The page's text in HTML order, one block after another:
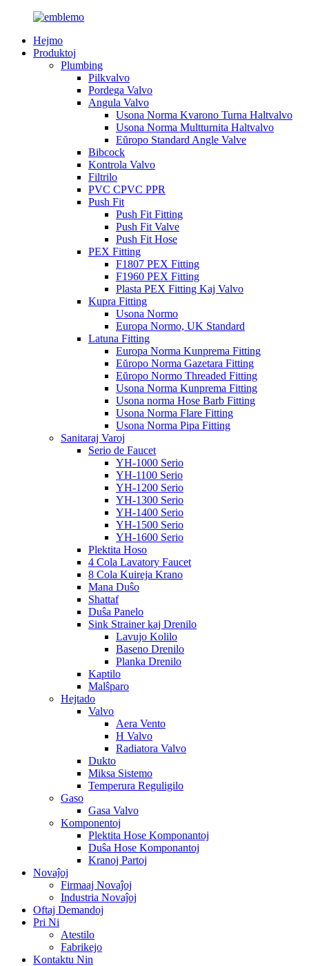
Hejmo
Produktoj
Plumbing
Pilkvalvo
Pordega Valvo
Angula Valvo
Usona Norma Kvarono Turna Haltvalvo
Usona Norma Multturnita Haltvalvo
Eŭropo Standard Angle Valve
Bibcock
Kontrola Valvo
Filtrilo
PVC CPVC PPR
Push Fit
Push Fit Fitting
Push Fit Valve
Push Fit Hose
PEX Fitting
F1807 PEX Fitting
F1960 PEX Fitting
Plasta PEX Fitting Kaj Valvo
Kupra Fitting
Usona Normo
Europa Normo, UK Standard
Latuna Fitting
Europa Norma Kunprema Fitting
Eŭropo Norma Gazetara Fitting
Eŭropo Normo Threaded Fitting
Usona Norma Kunprema Fitting
Usona norma Hose Barb Fitting
Usona Norma Flare Fitting
Usona Norma Pipa Fitting
Sanitaraj Varoj
Serio de Faucet
YH-1000 Serio
YH-1100 Serio
YH-1200 Serio
YH-1300 Serio
YH-1400 Serio
YH-1500 Serio
YH-1600 Serio
Plektita Hoso
4 Cola Lavatory Faucet
8 Cola Kuireja Krano
Mana Duŝo
Shattaf
Duŝa Panelo
Sink Strainer kaj Drenilo
Lavujo Kolilo
Baseno Drenilo
Planka Drenilo
Kaptilo
Malŝparo
Hejtado
Valvo
Aera Vento
H Valvo
Radiatora Valvo
Dukto
Miksa Sistemo
Temperura Reguligilo
Gaso
Gasa Valvo
Komponentoj
Plektita Hose Komponantoj
Duŝa Hose Komponantoj
Kranoj Partoj
Novaĵoj
Firmaaj Novaĵoj
Industria Novaĵoj
Oftaj Demandoj
Pri Ni
Atestilo
Fabrikejo
Kontaktu Nin